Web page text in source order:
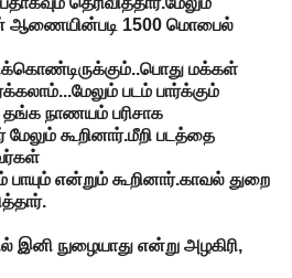
1500 மொபைல்
மக்கள்
படம் பார்க்கும்
நாணயம் பரிசாக
கூறினார்.மீறி படத்தை
பாயும் என்றும் கூறினார்.காவல் துறை
இனி நுழையாது என்று அழகிரி,